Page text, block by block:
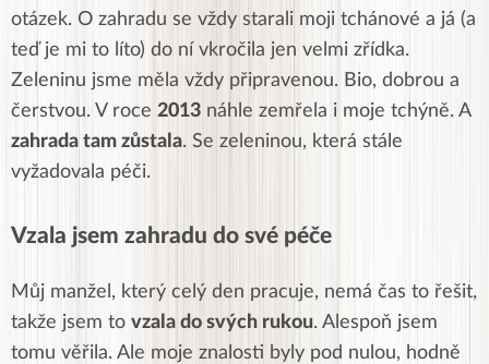
otázek. O zahradu se vždy starali moji tchánové a já (a
teď je mi to líto) do ní vkročila jen velmi zřídka.
Zeleninu jsme měla vždy připravenou. Bio, dobrou a
čerstvou. V roce 2013 náhle zemřela i moje tchýně. A
zahrada tam zůstala. Se zeleninou, která stále
vyžadovala péči.
Vzala jsem zahradu do své péče
Můj manžel, který celý den pracuje, nemá čas to řešit,
takže jsem to vzala do svých rukou. Alespoň jsem
tomu věřila. Ale moje znalosti byly pod nulou, hodně